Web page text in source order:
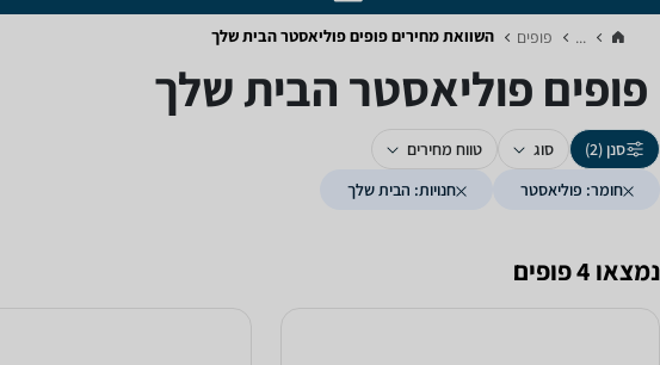
... פופים‏ השוואת מחירים פופים ‏פוליאסטר ‏הבית שלך
פופים ‏פוליאסטר ‏הבית שלך
סנן (2) סוג
טווח מחירים
חומר: פוליאסטר
חנויות: הבית שלך
נמצאו 4 פופים